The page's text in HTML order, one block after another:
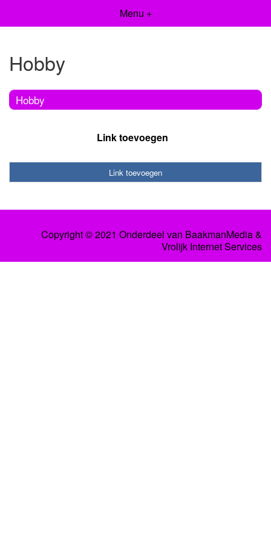
Menu +
Hobby
Hobby
Link toevoegen
Link toevoegen
Copyright © 2021 Onderdeel van BaakmanMedia&
Vrolijk Internet Services